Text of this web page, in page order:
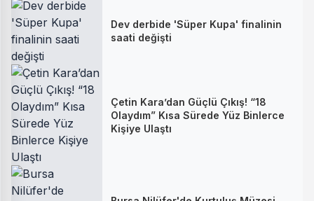
Dev derbide 'Süper Kupa' finalinin
saati değişti
Çetin Kara’dan Güçlü Çıkış! “18
Olaydım” Kısa Sürede Yüz Binlerce
Kişiye Ulaştı